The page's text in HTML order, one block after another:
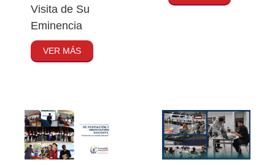
Visita de Su
Eminencia
VER MÁS